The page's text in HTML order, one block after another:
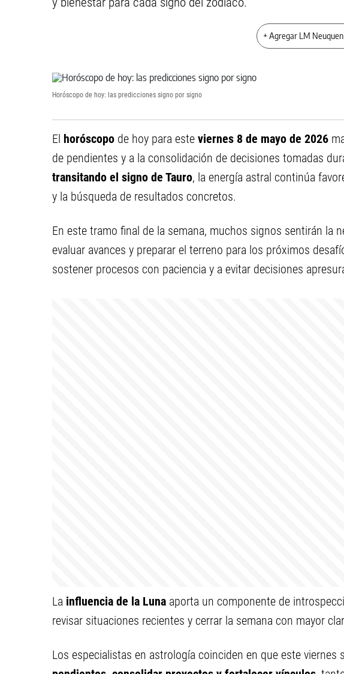
+ Agregar LM
Horóscopo de hoy: las predicciones signo por signo
El horóscopo de hoy para este viernes 8 de mayo de 2026
de pendientes y a la consolidación de decisiones tomadas
transitando el signo de Tauro, la energía astral continúa
y la búsqueda de resultados concretos.
En este tramo final de la semana, muchos signos sentirán la
evaluar avances y preparar el terreno para los próximos
sostener procesos con paciencia y a evitar decisiones
La influencia de la Luna aporta un componente de
revisar situaciones recientes y cerrar la semana con mayor
Los especialistas en astrología coinciden en que este viernes